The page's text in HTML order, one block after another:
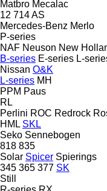
Matbro Mecalac
12 714AS
Mercedes-Benz Merlo
P-series
NAF Neuson New
B-series E-series L-
Nissan O&K
L-series MH
PPM Paus
RL
Perlini ROC Redrock
HML SKL
Seko Sennebogen
818 835
Solar Spicer Spierings
345 365 377 SK
Still